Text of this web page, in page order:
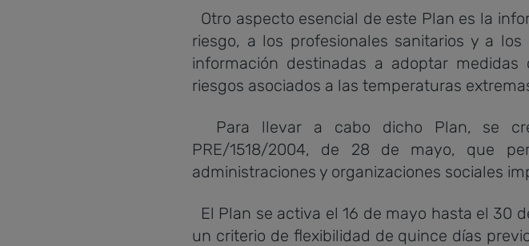
Otro aspecto esencial de este Plan es la
riesgo, a los profesionales sanitarios y a
información destinadas a adoptar
riesgos asociados a las temperaturas
Para llevar a cabo dicho Plan, se
PRE/1518/2004, de 28 de mayo, que
administraciones y organizaciones sociales
El Plan se activa el 16 de mayo hasta el 30
un criterio de flexibilidad de quince días